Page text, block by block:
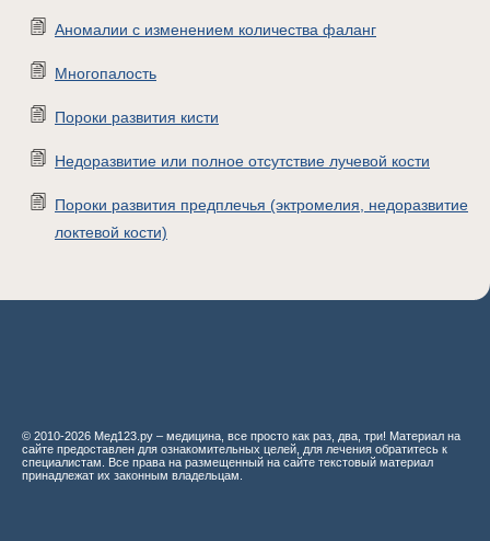
Аномалии с изменением количества фаланг
Многопалость
Пороки развития кисти
Недоразвитие или полное отсутствие лучевой кости
Пороки развития предплечья (эктромелия, недоразвитие
локтевой кости)
© 2010-2026 Мед123.ру – медицина, все просто как раз, два, три! Материал на
сайте предоставлен для ознакомительных целей, для лечения обратитесь к
специалистам. Все права на размещенный на сайте текстовый материал
принадлежат их законным владельцам.